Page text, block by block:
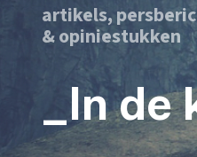
artikels,
& opiniestukken
_In